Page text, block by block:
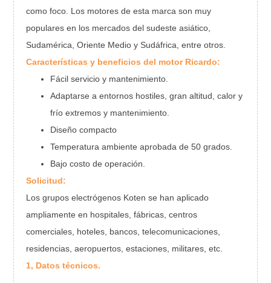
como foco. Los motores de esta marca son muy
populares en los mercados del sudeste asiático,
Sudamérica, Oriente Medio y Sudáfrica, entre otros.
Características y beneficios del motor Ricardo:
Fácil servicio y mantenimiento.
Adaptarse a entornos hostiles, gran altitud, calor y
frío extremos y mantenimiento.
Diseño compacto
Temperatura ambiente aprobada de 50 grados.
Bajo costo de operación.
Solicitud:
Los grupos electrógenos Koten se han aplicado
ampliamente en hospitales, fábricas, centros
comerciales, hoteles, bancos, telecomunicaciones,
residencias, aeropuertos, estaciones, militares, etc.
1, Datos técnicos.